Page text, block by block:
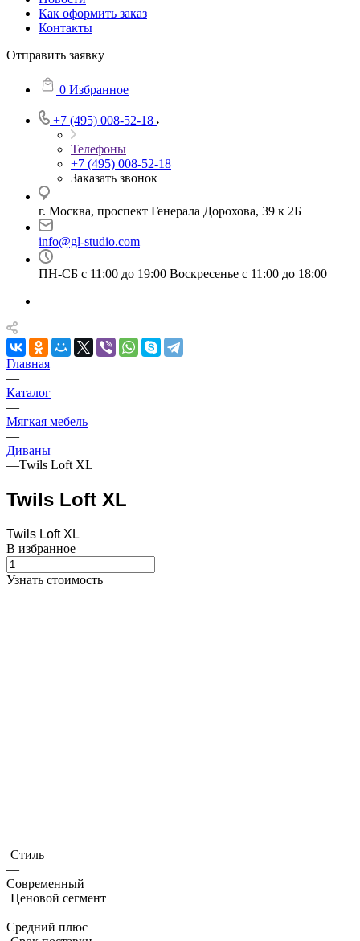
Как оформить заказ
Контакты
Отправить заявку
0 Избранное
+7 (495) 008-52-18
Телефоны
+7 (495) 008-52-18
Заказать звонок
г. Москва, проспект Генерала Дорохова, 39 к 2Б
info@gl-studio.com
ПН-СБ с 11:00 до 19:00 Воскресенье с 11:00 до 18:00
Главная
—
Каталог
—
Мягкая мебель
—
Диваны
—Twils Loft XL
Twils Loft XL
Twils Loft XL
В избранное
Узнать стоимость
Стиль
—
Современный
Ценовой сегмент
—
Средний плюс